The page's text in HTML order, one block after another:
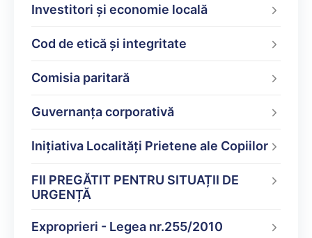
Investitori și economie locală
Cod de etică și integritate
Comisia paritară
Guvernanța corporativă
Inițiativa Localități Prietene ale Copiilor
FII PREGĂTIT PENTRU SITUAȚII DE
URGENȚĂ
Exproprieri - Legea nr.255/2010